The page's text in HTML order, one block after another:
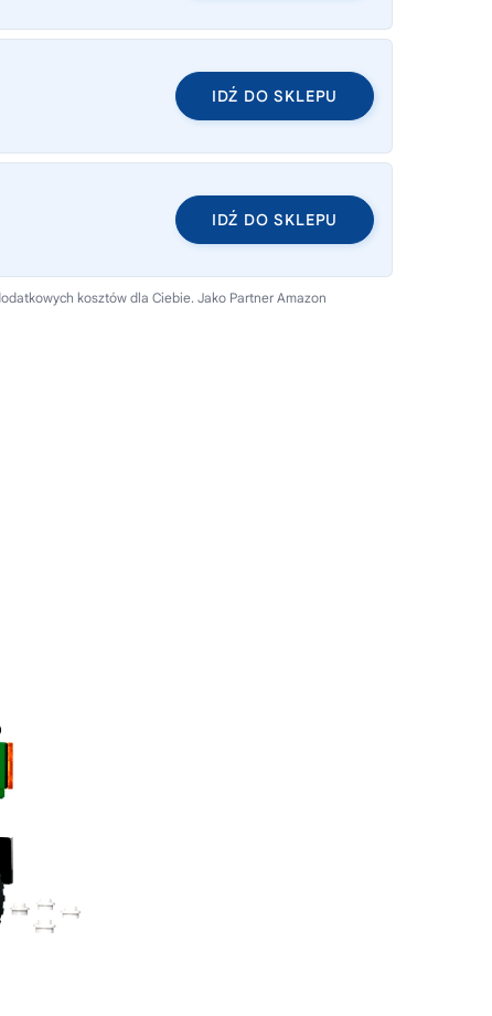
IDŹ DO SKLEPU
IDŹ DO SKLEPU
kosztów dla Ciebie. Jako Partner Amazon